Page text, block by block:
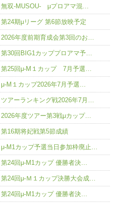
無双-MUSOU- μプロアマ混…
第24期μリーグ 第6節放映予定
2026年度前期育成会第3回のお…
第30回BIG1カッププロアマ予…
第25回μ-M１カップ 7月予選…
μ-M１カップ2026年7月予選…
ツアーランキング戦2026年7月…
2026年度ツアー第3戦μカップ…
第16期将妃戦第5節成績
μ-M1カップ予選当日参加枠廃止…
第24回μ-M1カップ 優勝者決…
第24回μ-Ｍ１カップ決勝大会成…
第24回μ-M1カップ 優勝者決…